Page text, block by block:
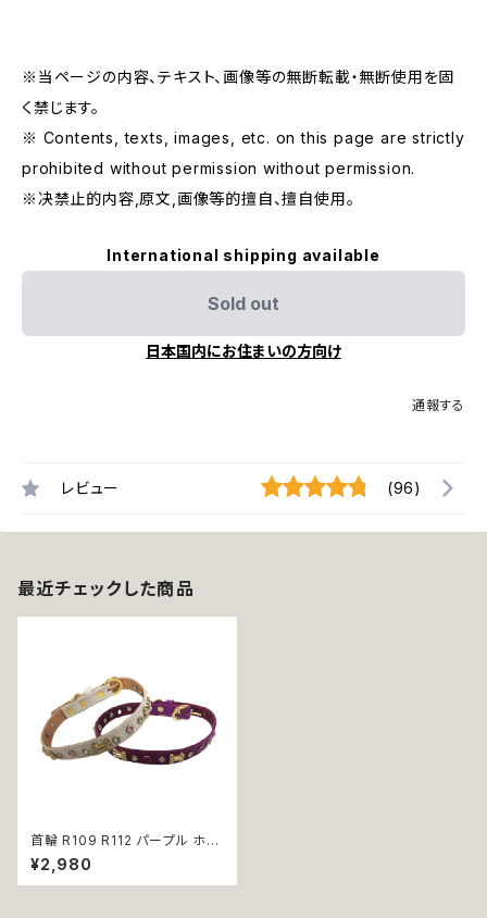
※当ページの内容、テキスト、画像等の無断転載・無断使用を固
く禁じます。
※ Contents, texts, images, etc. on this page are strictly
prohibited without permission without permission.
※决禁止的内容,原文,画像等的擅自、擅自使用。
International shipping available
Sold out
日本国内にお住まいの方向け
通報する
レビュー (96)
最近チェックした商品
首輪 R109 R112 パープル ホワ
イト ゴールド シルバー 骨 スタッ
ズ ストーン 小型犬 散歩 レザー
革 犬 ペット 送料無料 返品交換
¥2,980